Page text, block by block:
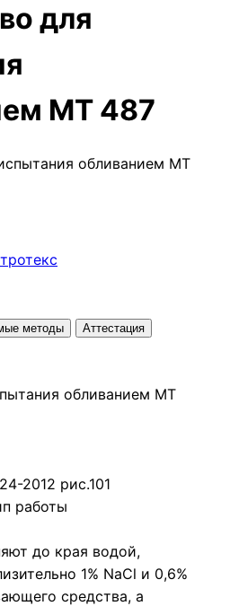
для
МТ 487
методы Аттестация
обливанием МТ
2012 рис.101
работы
до края водой,
1% NaCl и 0,6%
средства, а